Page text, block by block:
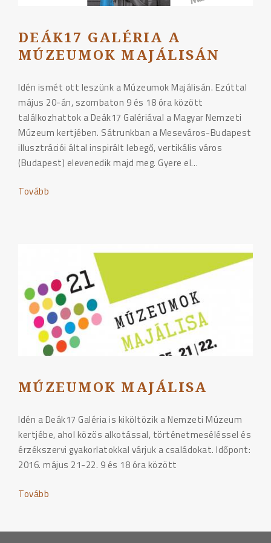
DEÁK17 GALÉRIA A
MÚZEUMOK MAJÁLISÁN
Idén ismét ott leszünk a Múzeumok Majálisán. Ezúttal
május 20-án, szombaton 9 és 18 óra között
találkozhattok a Deák17 Galériával a Magyar Nemzeti
Múzeum kertjében. Sátrunkban a Meseváros-Budapest
illusztrációi által inspirált lebegő, vertikális város
(Budapest) elevenedik majd meg. Gyere el…
Tovább
MÚZEUMOK MAJÁLISA
Idén a Deák17 Galéria is kiköltözik a Nemzeti Múzeum
kertjébe, ahol közös alkotással, történetmeséléssel és
érzékszervi gyakorlatokkal várjuk a családokat. Időpont:
2016. május 21-22. 9 és 18 óra között
Tovább